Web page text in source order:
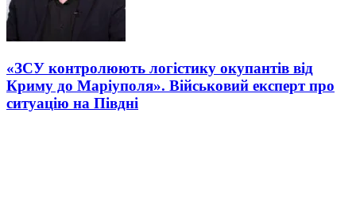
«ЗСУ контролюють логістику окупантів від
Криму до Маріуполя». Військовий експерт про
ситуацію на Півдні